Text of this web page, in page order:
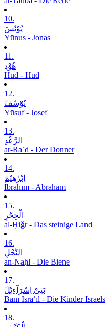
10.
یُوْنُسَ
Yūnus - Jonas
11.
ھُوْدِ
Hūd - Hūd
12.
یُوْسُفَ
Yūsuf - Josef
13.
الرَّعْدِ
ar-Raʿd - Der Donner
14.
اِبْرٰھِیْمَ
Ibrāhīm - Abraham
15.
الْحِجْرِ
al-Ḥiǧr - Das steinige Land
16.
النَّحْلِ
an-Naḥl - Die Biene
17.
بَنِیْٓ اِسْرَآءِیْلَ
Banī Isrāʾīl - Die Kinder Israels
18.